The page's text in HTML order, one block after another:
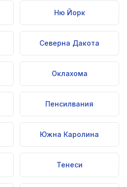
Ню Йорк
Северна Дакота
Оклахома
Пенсилвания
Южна Каролина
Тенеси